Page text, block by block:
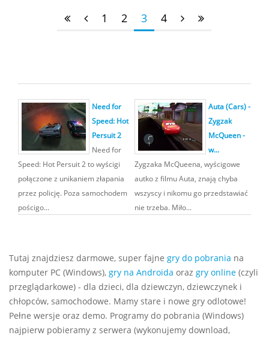
1 2 3 4
Need for
Speed: Hot
Persuit 2
Need for
Speed: Hot Persuit 2 to wyścigi
połączone z unikaniem złapania
przez policję. Poza samochodem
pościgo...
Auta (Cars) -
Zygzak
McQueen -
w...
Zygzaka McQueena, wyścigowe
autko z filmu Auta, znają chyba
wszyscy i nikomu go przedstawiać
nie trzeba. Miło...
Tutaj znajdziesz darmowe, super fajne gry do pobrania na
komputer PC (Windows), gry na Androida oraz gry online (czyli
przeglądarkowe) - dla dzieci, dla dziewczyn, dziewczynek i
chłopców, samochodowe. Mamy stare i nowe gry odlotowe!
Pełne wersje oraz demo. Programy do pobrania (Windows)
najpierw pobieramy z serwera (wykonujemy download,